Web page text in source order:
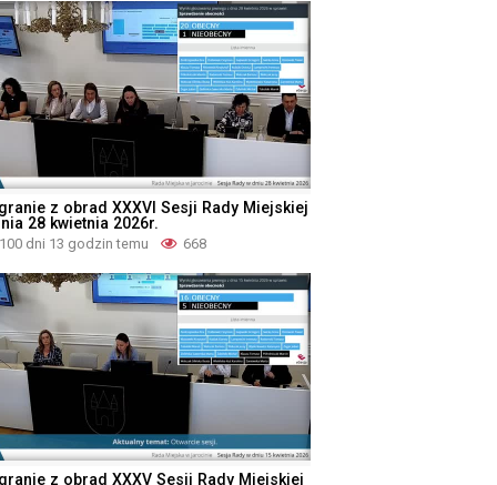
z obrad XXXVI Sesji Rady Miejskiej
28 kwietnia 2026r.
100 dni 13 godzin temu 668
z obrad XXXV Sesji Rady Miejskiej